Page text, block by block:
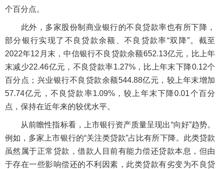
个百分点。
此外，多家股份制商业银行的不良贷款率也有所下降，
部分银行实现了不良贷款余额、不良贷款率“双降”。截至
2022年12月末，中信银行不良贷款余额652.13亿元，比上年
末减少22.46亿元，不良贷款率1.27%，比上年末下降0.12个
百分点；兴业银行不良贷款余额544.88亿元，较上年末增加
57.74亿元，不良贷款率1.09%，较上年末下降0.01个百分
点，保持在近年来的较优水平。
从前瞻性指标看，上市银行资产质量呈现出“向好”趋势。
例如，多家上市银行的“关注类贷款”占比有所下降。此类贷款
虽然属于正常贷款，借款人目前有能力偿还贷款本息，但由
于存在一些影响偿还的不利因素，此类贷款有劣变为不良贷